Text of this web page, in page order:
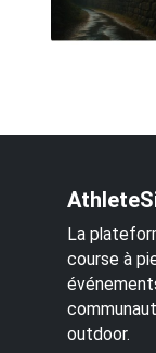
La
course à
outdoor.